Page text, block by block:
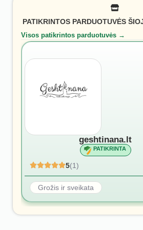
PATIKRINTOS PARDUOTUVĖS
Visos patikrintos parduotuvės →
geshtinana.lt
PATIKRINTA
5(1)
Grožis ir sveikata